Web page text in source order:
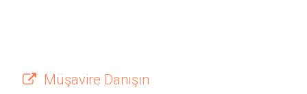
Müşavire Danışın